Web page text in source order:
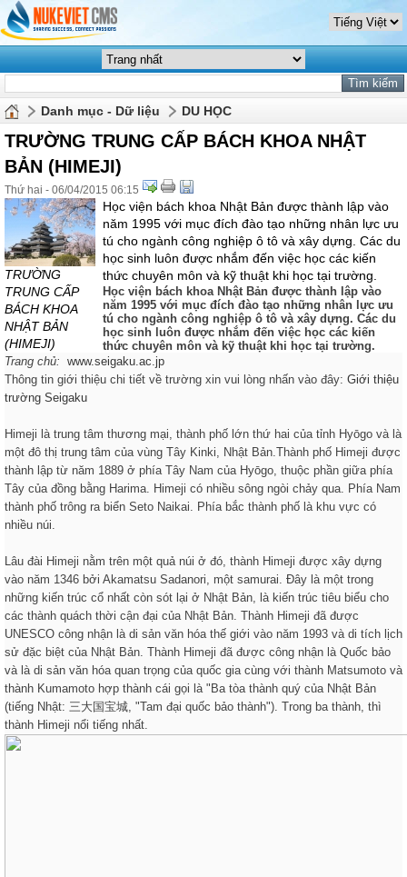
Danh mục - Dữ liệu DU HỌC
TRƯỜNG TRUNG CẤP BÁCH KHOA NHẬT
BẢN (HIMEJI)
Thứ hai - 06/04/2015 06:15
TRƯỜNG
TRUNG CẤP
BÁCH KHOA
NHẬT BẢN
(HIMEJI)
Học viện bách khoa Nhật Bản được thành lập vào
năm 1995 với mục đích đào tạo những nhân lực ưu
tú cho ngành công nghiệp ô tô và xây dựng. Các du
học sinh luôn được nhắm đến việc học các kiến
thức chuyên môn và kỹ thuật khi học tại trường.
Học viện bách khoa Nhật Bản được thành lập vào
năm 1995 với mục đích đào tạo những nhân lực ưu
tú cho ngành công nghiệp ô tô và xây dựng. Các du
học sinh luôn được nhắm đến việc học các kiến
thức chuyên môn và kỹ thuật khi học tại trường.
Trang chủ: www.seigaku.ac.jp
Thông tin giới thiệu chi tiết về trường xin vui lòng nhấn vào đây: Giới thiệu
trường Seigaku
Himeji là trung tâm thương mại, thành phố lớn thứ hai của tỉnh Hyōgo và là
một đô thị trung tâm của vùng Tây Kinki, Nhật Bản.Thành phố Himeji được
thành lập từ năm 1889 ở phía Tây Nam của Hyōgo, thuộc phần giữa phía
Tây của đồng bằng Harima. Himeji có nhiều sông ngòi chảy qua. Phía Nam
thành phố trông ra biển Seto Naikai. Phía bắc thành phố là khu vực có
nhiều núi.
Lâu đài Himeji nằm trên một quả núi ở đó, thành Himeji được xây dựng
vào năm 1346 bởi Akamatsu Sadanori, một samurai. Đây là một trong
những kiến trúc cổ nhất còn sót lại ở Nhật Bản, là kiến trúc tiêu biểu cho
các thành quách thời cận đại của Nhật Bản. Thành Himeji đã được
UNESCO công nhận là di sản văn hóa thế giới vào năm 1993 và di tích lịch
sử đặc biệt của Nhật Bản. Thành Himeji đã được công nhận là Quốc bảo
và là di sản văn hóa quan trọng của quốc gia cùng với thành Matsumoto và
thành Kumamoto hợp thành cái gọi là "Ba tòa thành quý của Nhật Bản
(tiếng Nhật: 三大国宝城, "Tam đại quốc bảo thành"). Trong ba thành, thì
thành Himeji nổi tiếng nhất.